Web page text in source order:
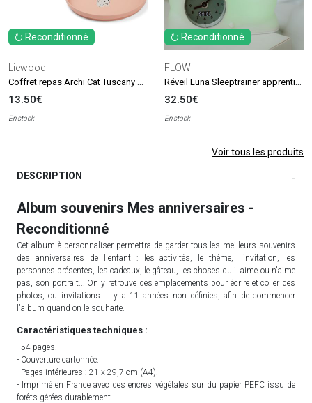
⭮ Reconditionné
Liewood
13.50€
En stock
⭮ Reconditionné
FLOW
32.50€
En stock
Voir tous les produits
DESCRIPTION -
Album souvenirs Mes anniversaires -
Reconditionné
Cet album à personnaliser permettra de garder tous les meilleurs souvenirs
des anniversaires de l'enfant : les activités, le thème, l'invitation, les
personnes présentes, les cadeaux, le gâteau, les choses qu'il aime ou n'aime
pas, son portrait... On y retrouve des emplacements pour écrire et coller des
photos, ou invitations. Il y a 11 années non définies, afin de commencer
l'album quand on le souhaite.
Caractéristiques techniques :
- 54 pages.
- Couverture cartonnée.
- Pages intérieures : 21 x 29,7 cm (A4).
- Imprimé en France avec des encres végétales sur du papier PEFC issu de
forêts gérées durablement.